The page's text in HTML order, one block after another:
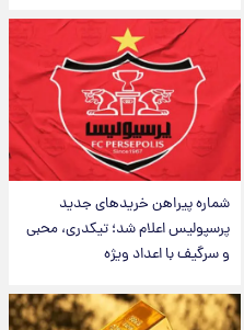
شماره پیراهن خریدهای جدید
پرسپولیس اعلام شد؛ تیکدری، محبی
و سرگیف با اعداد ویژه